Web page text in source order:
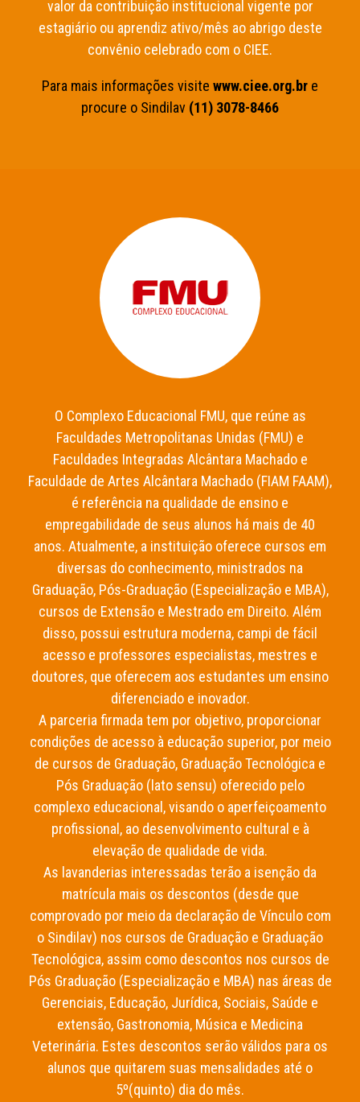
valor da contribuição institucional vigente por
estagiário ou aprendiz ativo/mês ao abrigo deste
convênio celebrado com o CIEE.
Para mais informações visite www.ciee.org.br e
procure o Sindilav (11) 3078-8466
O Complexo Educacional FMU, que reúne as
Faculdades Metropolitanas Unidas (FMU) e
Faculdades Integradas Alcântara Machado e
Faculdade de Artes Alcântara Machado (FIAM FAAM),
é referência na qualidade de ensino e
empregabilidade de seus alunos há mais de 40
anos. Atualmente, a instituição oferece cursos em
diversas do conhecimento, ministrados na
Graduação, Pós-Graduação (Especialização e MBA),
cursos de Extensão e Mestrado em Direito. Além
disso, possui estrutura moderna, campi de fácil
acesso e professores especialistas, mestres e
doutores, que oferecem aos estudantes um ensino
diferenciado e inovador.
A parceria firmada tem por objetivo, proporcionar
condições de acesso à educação superior, por meio
de cursos de Graduação, Graduação Tecnológica e
Pós Graduação (lato sensu) oferecido pelo
complexo educacional, visando o aperfeiçoamento
profissional, ao desenvolvimento cultural e à
elevação de qualidade de vida.
As lavanderias interessadas terão a isenção da
matrícula mais os descontos (desde que
comprovado por meio da declaração de Vínculo com
o Sindilav) nos cursos de Graduação e Graduação
Tecnológica, assim como descontos nos cursos de
Pós Graduação (Especialização e MBA) nas áreas de
Gerenciais, Educação, Jurídica, Sociais, Saúde e
extensão, Gastronomia, Música e Medicina
Veterinária. Estes descontos serão válidos para os
alunos que quitarem suas mensalidades até o
5º(quinto) dia do mês.